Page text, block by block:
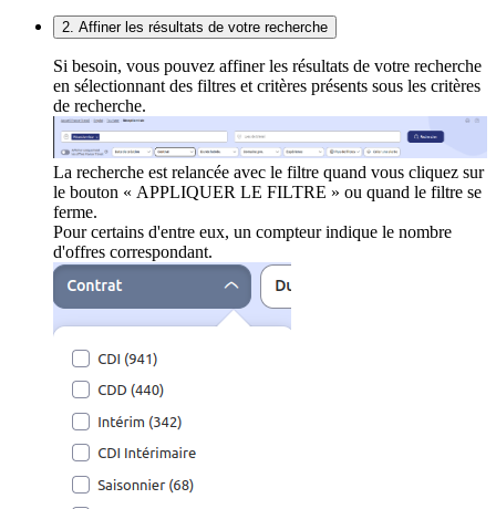
2. Affiner les résultats de votre recherche
Si besoin, vous pouvez affiner les résultats de votre recherche
en sélectionnant des filtres et critères présents sous les critères
de recherche.
La recherche est relancée avec le filtre quand vous cliquez sur
le bouton « APPLIQUER LE FILTRE » ou quand le filtre se
ferme.
Pour certains d'entre eux, un compteur indique le nombre
d'offres correspondant.